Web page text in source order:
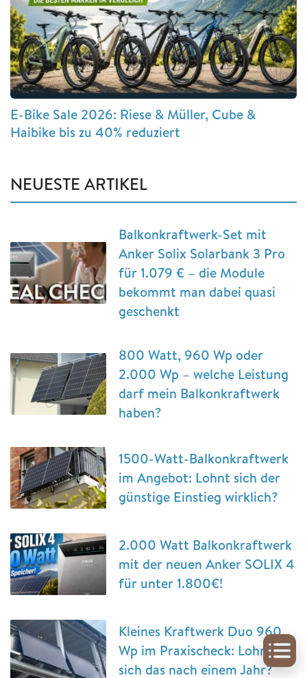
E-Bike Sale 2026: Riese & Müller, Cube &
Haibike bis zu 40% reduziert
NEUESTE ARTIKEL
Balkonkraftwerk-Set mit
Anker Solix Solarbank 3 Pro
für 1.079 € – die Module
bekommt man dabei quasi
geschenkt
800 Watt, 960 Wp oder
2.000 Wp – welche Leistung
darf mein Balkonkraftwerk
haben?
1500-Watt-Balkonkraftwerk
im Angebot: Lohnt sich der
günstige Einstieg wirklich?
2.000 Watt Balkonkraftwerk
mit der neuen Anker SOLIX 4
für unter 1.800€!
Kleines Kraftwerk Duo 960
Wp im Praxischeck: Lohnt
sich das nach einem Jahr?